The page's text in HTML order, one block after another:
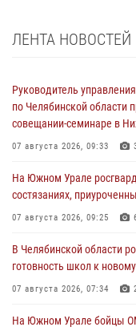
ЛЕНТА НОВОСТЕЙ
Руководитель
по Челябинской области
совещании-семинаре в
07 августа 2026, 09:33
На Южном Урале
состязаниях,
07 августа 2026, 09:25
В Челябинской области
готовность школ к
07 августа 2026, 07:34
На Южном Урале бойцы